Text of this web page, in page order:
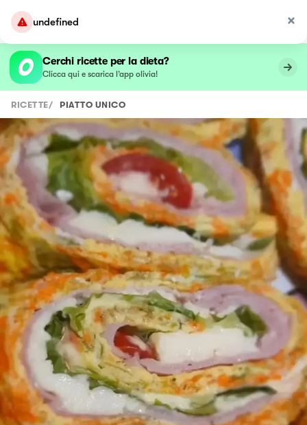
undefined
Cerchi ricette per la dieta?
Clicca qui e scarica l’app olivia!
RICETTE/ PIATTO UNICO